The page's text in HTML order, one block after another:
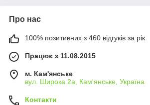
Про нас
100% позитивних з 460 відгуків за рік
Працює з 11.08.2015
м. Кам'янське
вул. Широка 2а, Кам'янське, Україна
Контакти